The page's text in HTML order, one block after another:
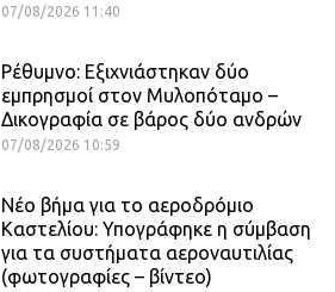
07/08/2026 11:40
Ρέθυμνο: Εξιχνιάστηκαν δύο
εμπρησμοί στον Μυλοπόταμο –
Δικογραφία σε βάρος δύο ανδρών
07/08/2026 10:59
Νέο βήμα για το αεροδρόμιο
Καστελίου: Υπογράφηκε η σύμβαση
για τα συστήματα αεροναυτιλίας
(φωτογραφίες – βίντεο)